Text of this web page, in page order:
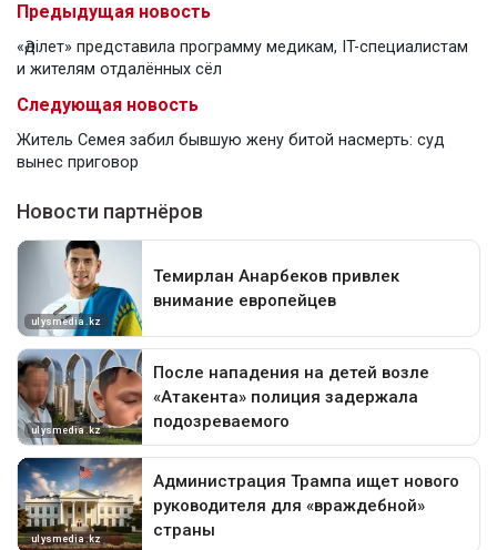
Предыдущая новость
«Әділет» представила программу медикам, IT-специалистам
и жителям отдалённых сёл
Следующая новость
Житель Семея забил бывшую жену битой насмерть: суд
вынес приговор